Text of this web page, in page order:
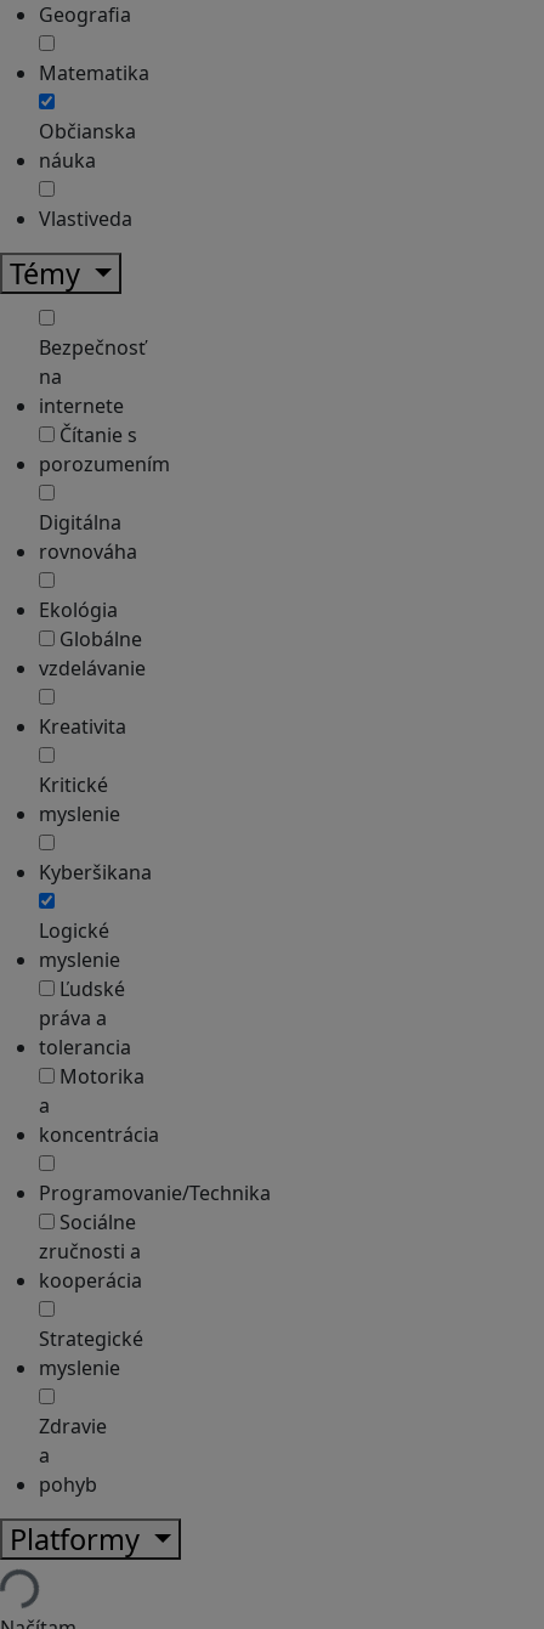
Geografia
Matematika
Občianska
náuka
Vlastiveda
Témy
Bezpečnosť
na
internete
Čítanie s
porozumením
Digitálna
rovnováha
Ekológia
Globálne
vzdelávanie
Kreativita
Kritické
myslenie
Kyberšikana
Logické
myslenie
Ľudské
práva a
tolerancia
Motorika
a
koncentrácia
Programovanie/Technika
Sociálne
zručnosti a
kooperácia
Strategické
myslenie
Zdravie
a
pohyb
Platformy